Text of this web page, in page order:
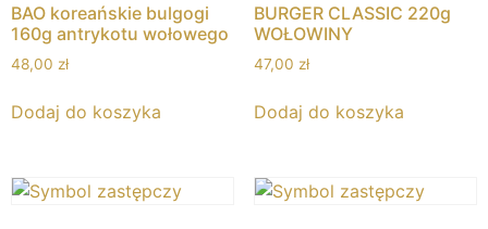
BAO koreańskie bulgogi
160g antrykotu wołowego
48,00 zł
Dodaj do koszyka
BURGER CLASSIC 220g
WOŁOWINY
47,00 zł
Dodaj do koszyka